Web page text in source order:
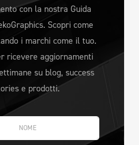
con la nostra Guida
Scopri come
i marchi come il tuo.
ricevere aggiornamenti
su blog, success
e prodotti.